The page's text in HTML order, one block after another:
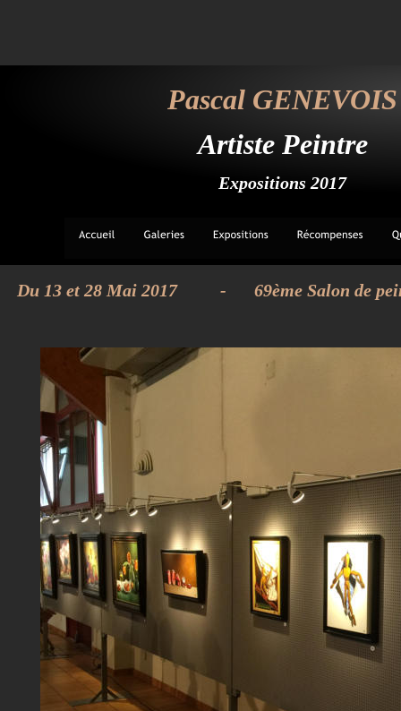
Du 13 et 28 Mai 2017 - 69ème Salon de
Pascal GENEVOIS
Artiste Peintre
Expositions 2017